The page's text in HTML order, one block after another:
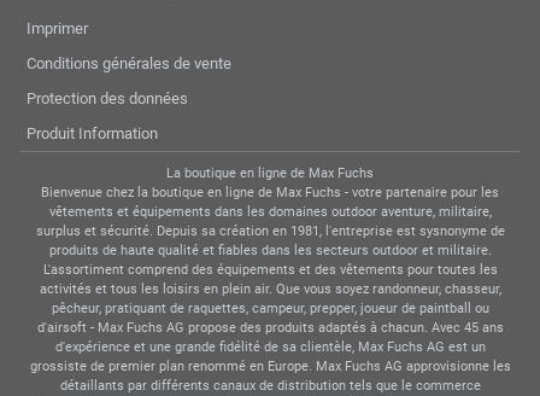
Imprimer
Conditions générales de vente
Protection des données
Produit Information
La boutique en ligne de Max Fuchs
Bienvenue chez la boutique en ligne de Max Fuchs - votre partenaire pour les
vêtements et équipements dans les domaines outdoor aventure, militaire,
surplus et sécurité. Depuis sa création en 1981, l'entreprise est sysnonyme de
produits de haute qualité et fiables dans les secteurs outdoor et militaire.
L'assortiment comprend des équipements et des vêtements pour toutes les
activités et tous les loisirs en plein air. Que vous soyez randonneur, chasseur,
pêcheur, pratiquant de raquettes, campeur, prepper, joueur de paintball ou
d'airsoft - Max Fuchs AG propose des produits adaptés à chacun. Avec 45 ans
d'expérience et une grande fidélité de sa clientèle, Max Fuchs AG est un
grossiste de premier plan renommé en Europe. Max Fuchs AG approvisionne les
détaillants par différents canaux de distribution tels que le commerce